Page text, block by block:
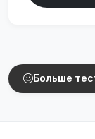
Больше